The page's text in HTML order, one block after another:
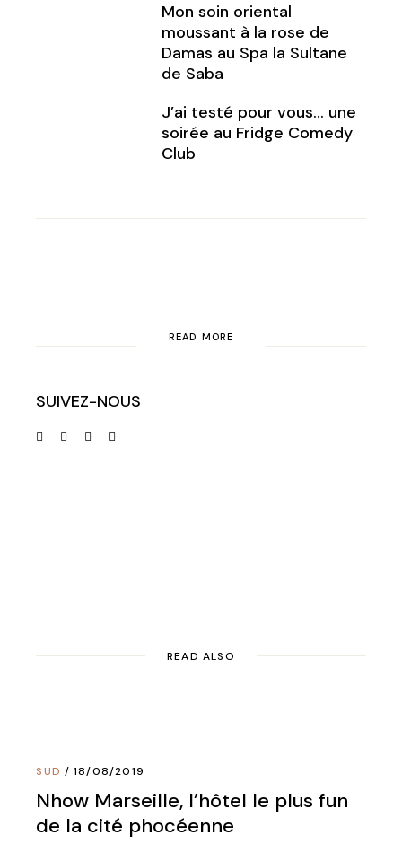
Mon soin oriental
moussant à la rose de
Damas au Spa la Sultane
de Saba
J’ai testé pour vous… une
soirée au Fridge Comedy
Club
READ MORE
SUIVEZ-NOUS
READ ALSO
SUD 18/08/2019
Nhow Marseille, l’hôtel le plus fun
de la cité phocéenne